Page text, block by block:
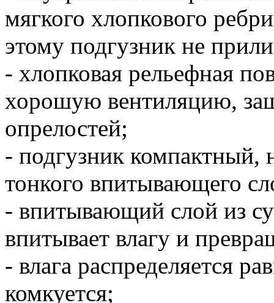
мягкого хлопкового
этому подгузник не
- хлопковая рельефная
хорошую вентиляцию,
опрелостей;
- подгузник компактный,
тонкого впитывающего
- впитывающий слой из
впитывает влагу и
- влага распределяется
комкуется;